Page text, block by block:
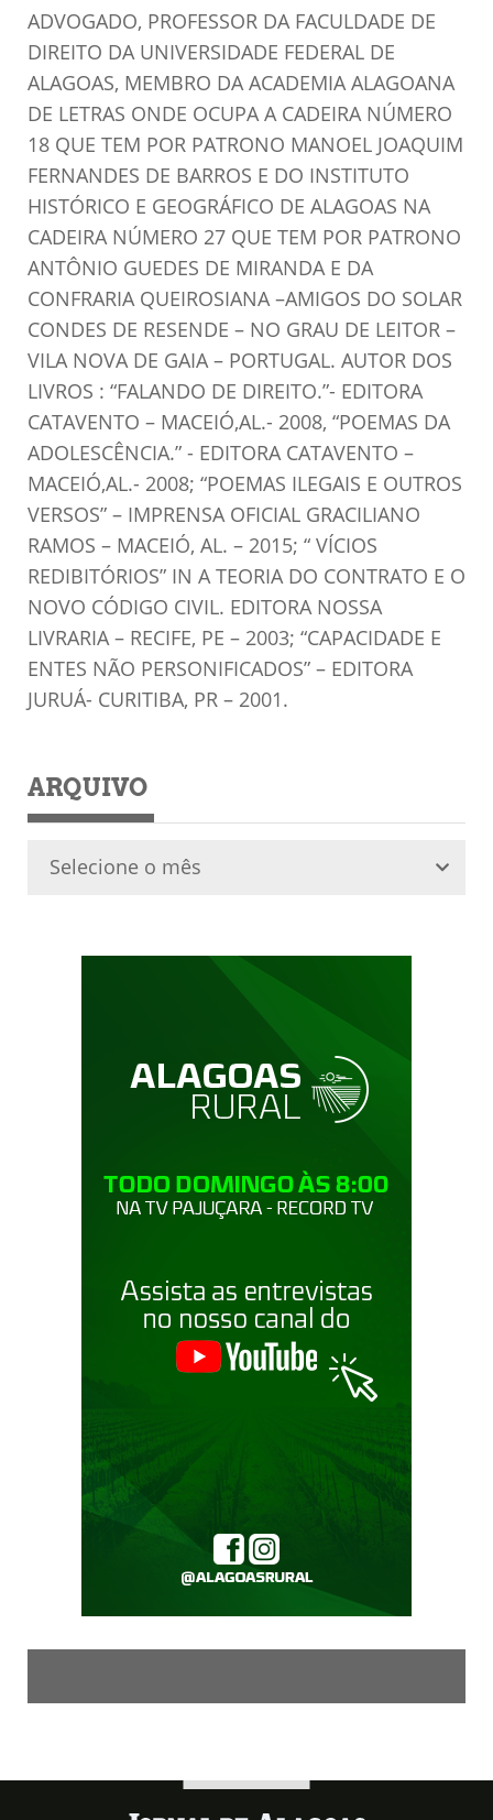
ADVOGADO, PROFESSOR DA FACULDADE DE
DIREITO DA UNIVERSIDADE FEDERAL DE
ALAGOAS, MEMBRO DA ACADEMIA ALAGOANA
DE LETRAS ONDE OCUPA A CADEIRA NÚMERO
18 QUE TEM POR PATRONO MANOEL JOAQUIM
FERNANDES DE BARROS E DO INSTITUTO
HISTÓRICO E GEOGRÁFICO DE ALAGOAS NA
CADEIRA NÚMERO 27 QUE TEM POR PATRONO
ANTÔNIO GUEDES DE MIRANDA E DA
CONFRARIA QUEIROSIANA –AMIGOS DO SOLAR
CONDES DE RESENDE – NO GRAU DE LEITOR –
VILA NOVA DE GAIA – PORTUGAL. AUTOR DOS
LIVROS : “FALANDO DE DIREITO.”- EDITORA
CATAVENTO – MACEIÓ,AL.- 2008, “POEMAS DA
ADOLESCÊNCIA.” - EDITORA CATAVENTO –
MACEIÓ,AL.- 2008; “POEMAS ILEGAIS E OUTROS
VERSOS” – IMPRENSA OFICIAL GRACILIANO
RAMOS – MACEIÓ, AL. – 2015; “ VÍCIOS
REDIBITÓRIOS” IN A TEORIA DO CONTRATO E O
NOVO CÓDIGO CIVIL. EDITORA NOSSA
LIVRARIA – RECIFE, PE – 2003; “CAPACIDADE E
ENTES NÃO PERSONIFICADOS” – EDITORA
JURUÁ- CURITIBA, PR – 2001.
ARQUIVO